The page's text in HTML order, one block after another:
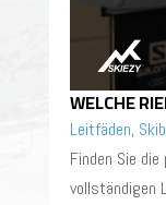
WELCHE
Leitfäden,
Finden Sie
vollständigen